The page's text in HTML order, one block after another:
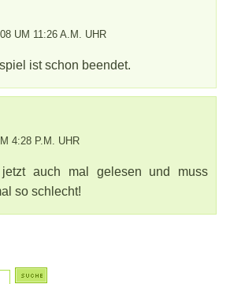
UM 11:26 A.M. UHR
ist schon beendet.
4:28 P.M. UHR
auch mal gelesen und muss
so schlecht!